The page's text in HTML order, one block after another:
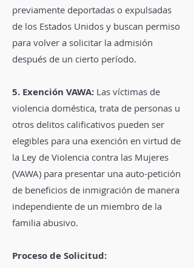
previamente deportadas o expulsadas
de los Estados Unidos y buscan permiso
para volver a solicitar la admisión
después de un cierto período.
5. Exención VAWA: Las víctimas de
violencia doméstica, trata de personas u
otros delitos calificativos pueden ser
elegibles para una exención en virtud de
la Ley de Violencia contra las Mujeres
(VAWA) para presentar una auto-petición
de beneficios de inmigración de manera
independiente de un miembro de la
familia abusivo.
Proceso de Solicitud: